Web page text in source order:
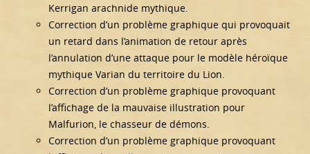
Kerrigan arachnide mythique.
Correction d’un problème graphique qui provoquait
un retard dans l’animation de retour après
l’annulation d’une attaque pour le modèle héroïque
mythique Varian du territoire du Lion.
Correction d’un problème graphique provoquant
l’affichage de la mauvaise illustration pour
Malfurion, le chasseur de démons.
Correction d’un problème graphique provoquant